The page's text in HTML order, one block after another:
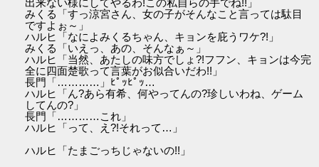
みくる「すっ涼宮さん、女の子がそんなこと言っては駄目
ですよぉ～」
ハルヒ「なによみくるちゃん、キョンを庇うワケ?!」
みくる「いえっ、あの、そんなぁ～」
ハルヒ「当然、あたしの味方でしょ?!フフン、キョンは今完
全に四面楚歌って言葉がお似合いだわ!!」
長門「…………」ﾋﾟｯﾋﾟｯ…
ハルヒ「ん?あら有希、何やってんの?珍しいわね、ゲーム
してんの?」
長門「…………これ」
ハルヒ「って、え?!それって…」
ハルヒ「たまごっちじゃないの!!」